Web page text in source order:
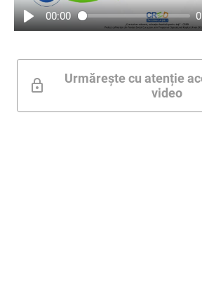
00:00
Urmărește cu atenție
video